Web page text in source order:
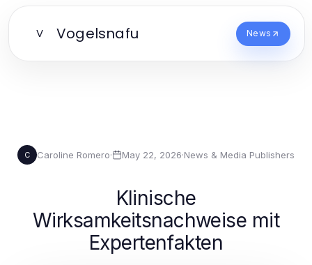
V Vogelsnafu News
C Caroline Romero· May 22, 2026·News & Media Publishers
Klinische
Wirksamkeitsnachweise mit
Expertenfakten